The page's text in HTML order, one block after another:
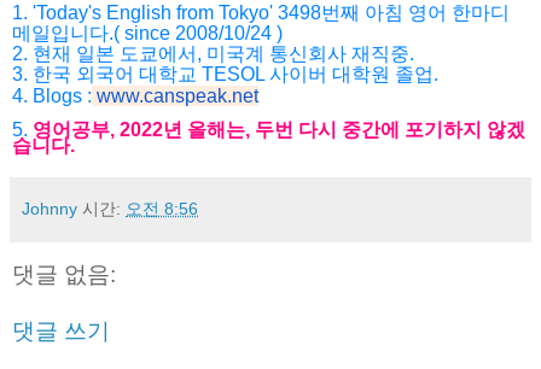
1. 'Today's English from Tokyo' 3498번째 아침 영어 한마디
메일입니다.( since 2008/10/24 )
2. 현재 일본 도쿄에서, 미국계 통신회사 재직중.
3. 한국 외국어 대학교 TESOL 사이버 대학원 졸업.
4. Blogs : www.canspeak.net
5. 영어공부, 2022년 올해는, 두번 다시 중간에 포기하지 않겠
습니다.
Johnny 시간: 오전 8:56
댓글 없음:
댓글 쓰기